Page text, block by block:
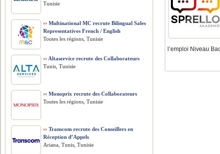
l’emploi Niveau
Tunisie
›› Multinational MC recrute Bilingual Sales
Representatives French / English
Toutes les régions, Tunisie
›› Altaservice recrute des Collaborateurs
Tunis, Tunisie
›› Monoprix recrute des Collaborateurs
Toutes les régions, Tunisie
›› Transcom recrute des Conseillers en
Réception d’Appels
Ariana, Tunis, Tunisie